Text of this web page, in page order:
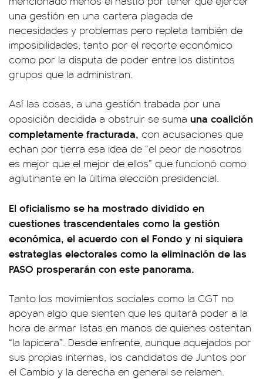
una gestión en una cartera plagada de
necesidades y problemas pero repleta también de
imposibilidades, tanto por el recorte económico
como por la disputa de poder entre los distintos
grupos que la administran.
Así las cosas, a una gestión trabada por una
oposición decidida a obstruir se suma una coalición
completamente fracturada, con acusaciones que
echan por tierra esa idea de “el peor de nosotros
es mejor que el mejor de ellos” que funcionó como
aglutinante en la última elección presidencial.
El oficialismo se ha mostrado dividido en
cuestiones trascendentales como la gestión
económica, el acuerdo con el Fondo y ni siquiera
estrategias electorales como la eliminación de las
PASO prosperarán con este panorama.
Tanto los movimientos sociales como la CGT no
apoyan algo que sienten que les quitará poder a la
hora de armar listas en manos de quienes ostentan
“la lapicera”. Desde enfrente, aunque aquejados por
sus propias internas, los candidatos de Juntos por
el Cambio y la derecha en general se relamen.